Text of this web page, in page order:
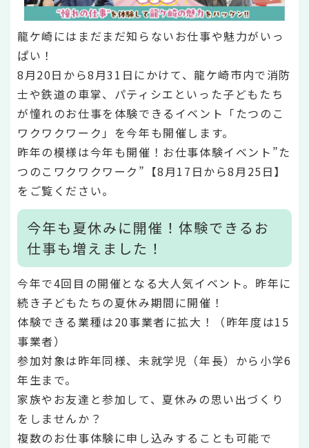
龍ケ崎にはまだまだ知らないお仕事や魅力がいっ
ぱい！
8月20日から8月31日にかけて、龍ケ崎市内で消防
士や鉄道の車掌、パティシエといった子どもたち
が憧れのお仕事を体験できるイベント「たつのこ
ワクワクワーク」を今年も開催します。
昨年の模様は今年も開催！お仕事体験イベント”た
つのこワクワクワーク”【8月17日から8月25日】
をご覧ください。
今年も夏休みに開催！体験できるお
仕事も増えました！
今年で4回目の開催となる大人気イベント。昨年に
続き子どもたちの夏休み期間に開催！
体験できる業種は20事業者に拡大！（昨年度は15
事業者）
参加対象は昨年同様、未就学児（年長）から小学6
年生まで。
家族やお友達と参加して、夏休みの思い出づくり
をしませんか？
複数のお仕事体験に申し込みすることも可能で